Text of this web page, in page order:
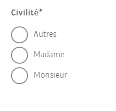
Civilité
Autres
Madame
Monsieur